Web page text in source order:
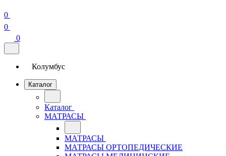
0
0
0
Колумбус
Каталог
Каталог
МАТРАСЫ
МАТРАСЫ
МАТРАСЫ ОРТОПЕДИЧЕСКИЕ